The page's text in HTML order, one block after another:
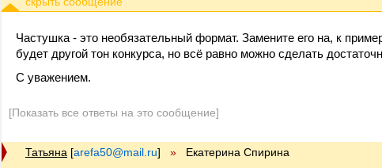
Частушка - это необязательный формат. Замените его на, к
будет другой тон конкурса, но всё равно можно сделать
С уважением.
[Показать все ответы на это сообщение]
Татьяна [arefa50@mail.ru] » Екатерина Спирина